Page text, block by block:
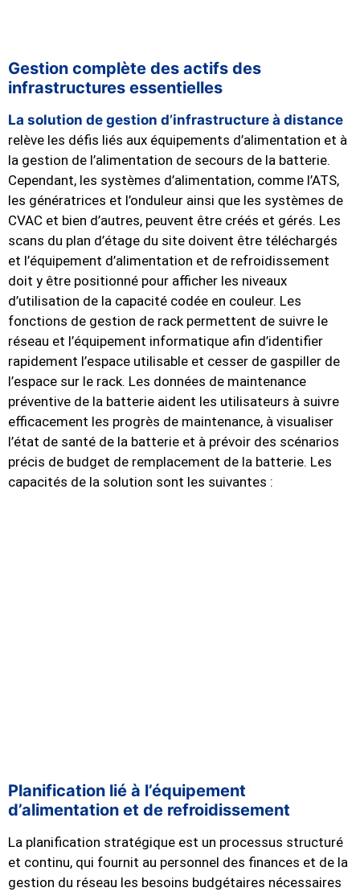
Gestion complète des actifs des
infrastructures essentielles
La solution de gestion d’infrastructure à distance
relève les défis liés aux équipements d’alimentation et à
la gestion de l’alimentation de secours de la batterie.
Cependant, les systèmes d’alimentation, comme l’ATS,
les génératrices et l’onduleur ainsi que les systèmes de
CVAC et bien d’autres, peuvent être créés et gérés. Les
scans du plan d’étage du site doivent être téléchargés
et l’équipement d’alimentation et de refroidissement
doit y être positionné pour afficher les niveaux
d’utilisation de la capacité codée en couleur. Les
fonctions de gestion de rack permettent de suivre le
réseau et l’équipement informatique afin d’identifier
rapidement l’espace utilisable et cesser de gaspiller de
l’espace sur le rack. Les données de maintenance
préventive de la batterie aident les utilisateurs à suivre
efficacement les progrès de maintenance, à visualiser
l’état de santé de la batterie et à prévoir des scénarios
précis de budget de remplacement de la batterie. Les
capacités de la solution sont les suivantes :
Planification lié à l’équipement
d’alimentation et de refroidissement
La planification stratégique est un processus structuré
et continu, qui fournit au personnel des finances et de la
gestion du réseau les besoins budgétaires nécessaires